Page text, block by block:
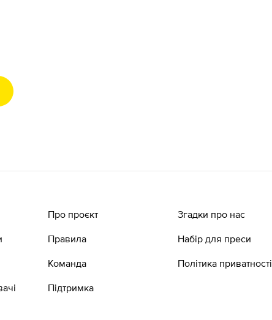
Про проєкт
Правила
Команда
Підтримка
Згадки про нас
Набір для преси
Політика приватності